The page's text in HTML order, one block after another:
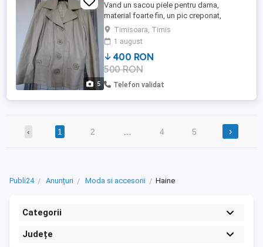
5
Vand un sacou piele pentru dama,
material foarte fin, un pic creponat,
culoare deschisa bej crem, in stare foarte
buna, putin purtat.
Timisoara, Timis
1 august
400 RON
500 RON
Telefon validat
‹ 1 2 4 5 ›
Publi24 Anunțuri Moda si accesorii Haine
Categorii
Județe